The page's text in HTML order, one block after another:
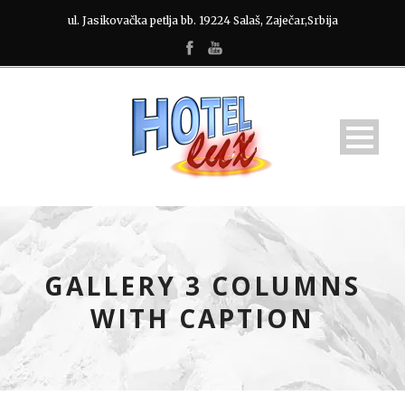
ul. Jasikovačka petlja bb. 19224 Salaš, Zaječar,Srbija
GALLERY 3 COLUMNS
WITH CAPTION